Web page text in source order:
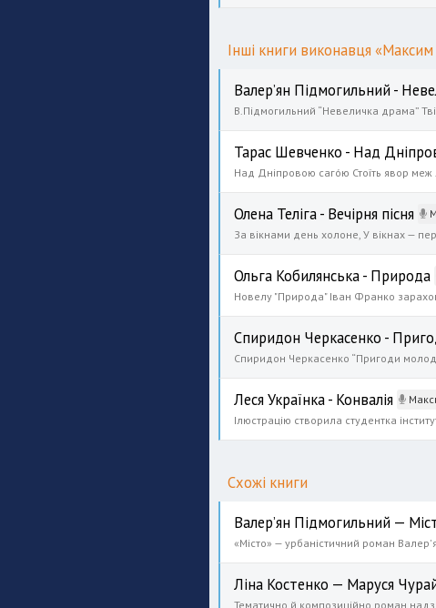
Інші книги виконавця
Валер’ян Підмогильний -
Тарас Шевченко - Над
Олена Теліга - Вечірня пісня
Ольга Кобилянська - Природа
Спиридон Черкасенко -
Леся Українка - Конвалія
Ілюстрацію створила студентка
Схожі книги
Валер’ян Підмогильний —
Ліна Костенко — Маруся